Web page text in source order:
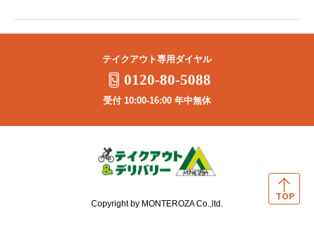
テイクアウト専用ダイヤル
0120-80-5088
受付 10:00-16:00 年中無休
Copyright by MONTEROZA Co.,ltd.